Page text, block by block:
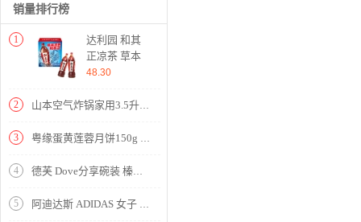
销量排行榜
1
达利园 和其
正凉茶 草本
植物清凉防暑
1.5L*6瓶 整
料
48.30
2 山本空气炸锅家用3.5升多功能电炸锅SB-D16【PP/黑色】
3 粤缘蛋黄莲蓉月饼150g 应节食品
4 德芙 Dove分享碗装 榛仁葡萄干巧克力 休闲零食员工福利243g 软糖
5 阿迪达斯 ADIDAS 女子 训练系列 DRST 3S BRA 运动内衣 FJ7248 XL码